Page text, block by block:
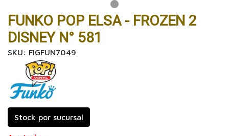
FUNKO POP ELSA - FROZEN 2
DISNEY N° 581
SKU: FIGFUN7049
Stock por sucursal